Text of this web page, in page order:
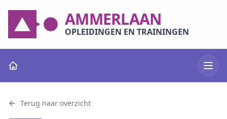
AMMERLAAN
OPLEIDINGEN EN TRAININGEN
Terug naar overzicht